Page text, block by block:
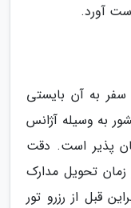
به آن بایستی
به وسیله آژانس
پذیر است. دقت
زمان تحویل مدارک
قبل از رزرو تور